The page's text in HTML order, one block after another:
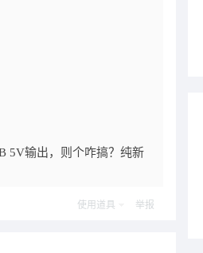
5V输出，则个咋搞？纯新
使用道具 举报